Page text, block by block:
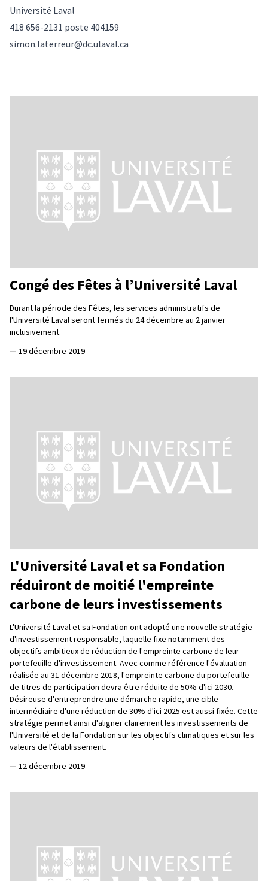
Université Laval
418 656-2131 poste 404159
simon.laterreur@dc.ulaval.ca
Congé des Fêtes à l’Université Laval
Durant la période des Fêtes, les services administratifs de
l'Université Laval seront fermés du 24 décembre au 2 janvier
inclusivement.
— 19 décembre 2019
L'Université Laval et sa Fondation
réduiront de moitié l'empreinte
carbone de leurs investissements
L'Université Laval et sa Fondation ont adopté une nouvelle stratégie
d'investissement responsable, laquelle fixe notamment des
objectifs ambitieux de réduction de l'empreinte carbone de leur
portefeuille d'investissement. Avec comme référence l'évaluation
réalisée au 31 décembre 2018, l'empreinte carbone du portefeuille
de titres de participation devra être réduite de 50% d'ici 2030.
Désireuse d'entreprendre une démarche rapide, une cible
intermédiaire d'une réduction de 30% d'ici 2025 est aussi fixée. Cette
stratégie permet ainsi d'aligner clairement les investissements de
l'Université et de la Fondation sur les objectifs climatiques et sur les
valeurs de l'établissement.
— 12 décembre 2019